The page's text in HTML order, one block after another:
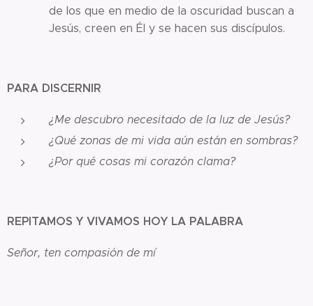
de los que en medio de la oscuridad buscan a
Jesús, creen en Él y se hacen sus discípulos.
PARA DISCERNIR
¿Me descubro necesitado de la luz de Jesús?
¿Qué zonas de mi vida aún están en sombras?
¿Por qué cosas mi corazón clama?
REPITAMOS Y VIVAMOS HOY LA PALABRA
Señor, ten compasión de mí